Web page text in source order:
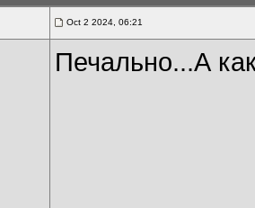
Oct 2 2024, 06:21
Печально...А